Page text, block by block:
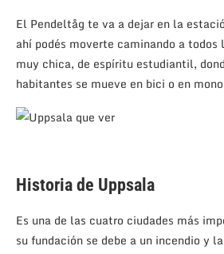
El Pendeltåg te va a dejar en la
ahí podés moverte caminando a todos
muy chica, de espíritu estudiantil,
habitantes se mueve en bici o en
Historia de Uppsala
Es una de las cuatro ciudades más
su fundación se debe a un incendio y